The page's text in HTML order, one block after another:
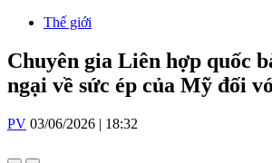
Thế giới
Chuyên gia Liên hợp quốc
ngại về sức ép của Mỹ đối
PV 03/06/2026 | 18:32